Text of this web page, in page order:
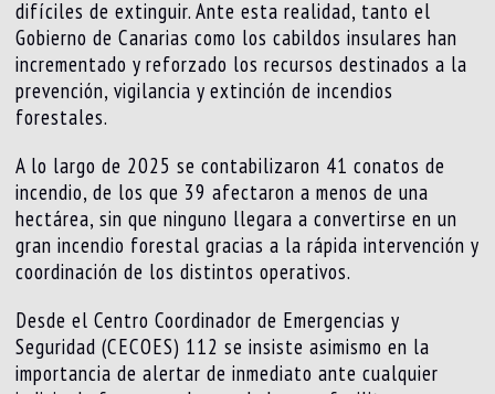
difíciles de extinguir. Ante esta realidad, tanto el
Gobierno de Canarias como los cabildos insulares han
incrementado y reforzado los recursos destinados a la
prevención, vigilancia y extinción de incendios
forestales.
A lo largo de 2025 se contabilizaron 41 conatos de
incendio, de los que 39 afectaron a menos de una
hectárea, sin que ninguno llegara a convertirse en un
gran incendio forestal gracias a la rápida intervención y
coordinación de los distintos operativos.
Desde el Centro Coordinador de Emergencias y
Seguridad (CECOES) 112 se insiste asimismo en la
importancia de alertar de inmediato ante cualquier